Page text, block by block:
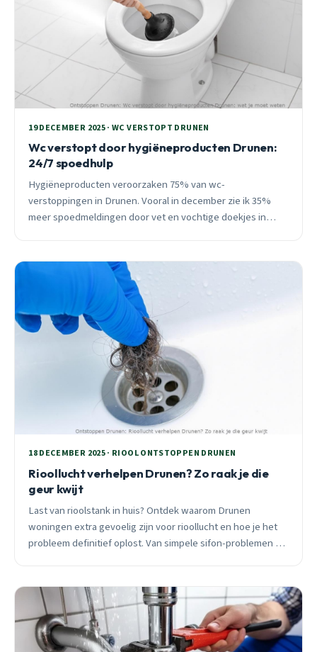
19 DECEMBER 2025 · WC VERSTOPT DRUNEN
Wc verstopt door hygiëneproducten Drunen:
24/7 spoedhulp
Hygiëneproducten veroorzaken 75% van wc-
verstoppingen in Drunen. Vooral in december zie ik 35%
meer spoedmeldingen door vet en vochtige doekjes in
18 DECEMBER 2025 · RIOOL ONTSTOPPEN DRUNEN
Rioollucht verhelpen Drunen? Zo raak je die
geur kwijt
Last van rioolstank in huis? Ontdek waarom Drunen
woningen extra gevoelig zijn voor rioollucht en hoe je het
probleem definitief oplost. Van simpele sifon-problemen tot